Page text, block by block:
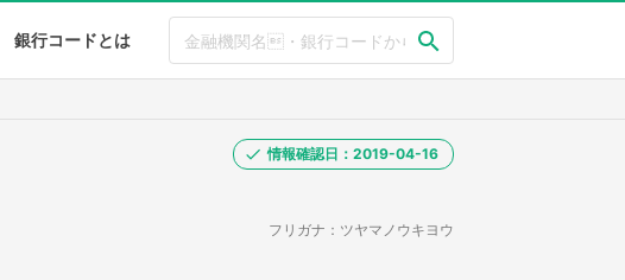
銀行コードとは
フリガナ：ツヤマノウキヨウ
情報確認日：2019-04-16